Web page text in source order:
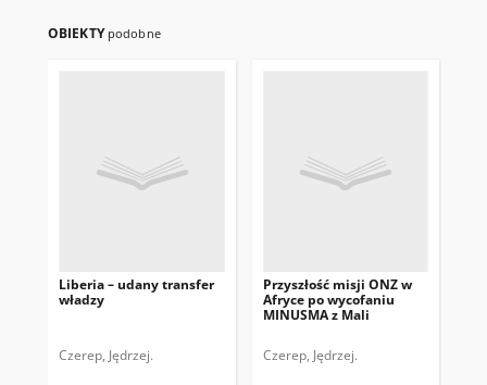
OBIEKTY podobne
Liberia – udany transfer
władzy
Czerep, Jędrzej.
Przyszłość misji ONZ w
Afryce po wycofaniu
MINUSMA z Mali
Czerep, Jędrzej.